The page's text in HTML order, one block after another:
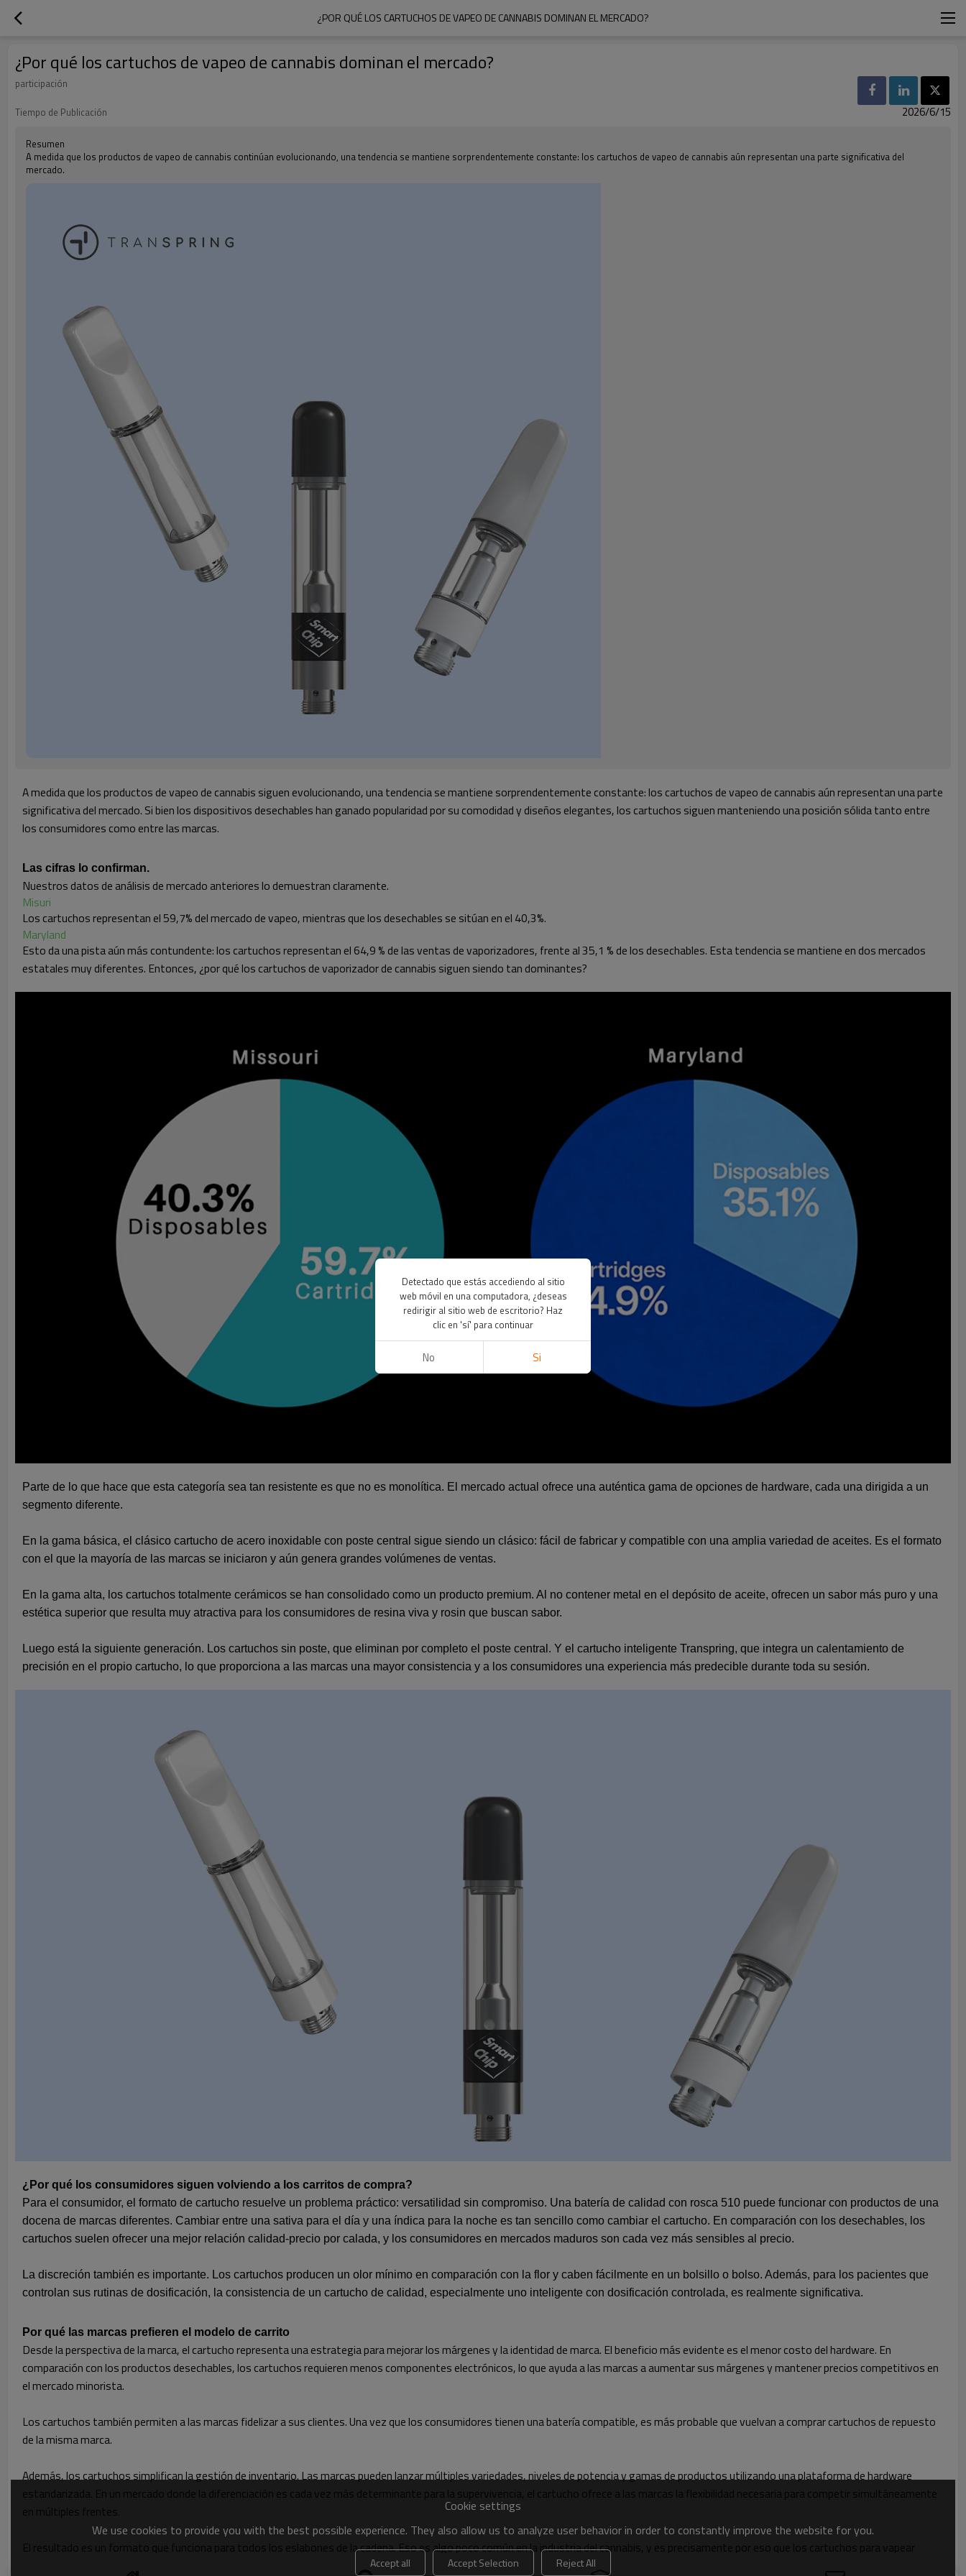
¿POR QUÉ LOS CARTUCHOS DE VAPEO DE CANNABIS DOMINAN EL MERCADO?
¿Por qué los cartuchos de vapeo de cannabis dominan el mercado?
participación
Tiempo de Publicación
2026/6/15
Resumen
A medida que los productos de vapeo de cannabis continúan evolucionando, una tendencia se mantiene sorprendentemente constante: los cartuchos de vapeo de cannabis aún representan una parte significativa del
mercado.
A medida que los productos de vapeo de cannabis siguen evolucionando, una tendencia se mantiene sorprendentemente constante: los cartuchos de vapeo de cannabis aún representan una parte
significativa del mercado. Si bien los dispositivos desechables han ganado popularidad por su comodidad y diseños elegantes, los cartuchos siguen manteniendo una posición sólida tanto entre
los consumidores como entre las marcas.
Las cifras lo confirman.
Nuestros datos de análisis de mercado anteriores lo demuestran claramente.
Misuri
Los cartuchos representan el 59,7% del mercado de vapeo, mientras que los desechables se sitúan en el 40,3%.
Maryland
Esto da una pista aún más contundente: los cartuchos representan el 64,9 % de las ventas de vaporizadores, frente al 35,1 % de los desechables. Esta tendencia se mantiene en dos mercados
estatales muy diferentes. Entonces, ¿por qué los cartuchos de vaporizador de cannabis siguen siendo tan dominantes?
Parte de lo que hace que esta categoría sea tan resistente es que no es monolítica. El mercado actual ofrece una auténtica gama de opciones de hardware, cada una dirigida a un
segmento diferente.
En la gama básica, el clásico cartucho de acero inoxidable con poste central sigue siendo un clásico: fácil de fabricar y compatible con una amplia variedad de aceites. Es el formato
con el que la mayoría de las marcas se iniciaron y aún genera grandes volúmenes de ventas.
En la gama alta, los cartuchos totalmente cerámicos se han consolidado como un producto premium. Al no contener metal en el depósito de aceite, ofrecen un sabor más puro y una
estética superior que resulta muy atractiva para los consumidores de resina viva y rosin que buscan sabor.
Luego está la siguiente generación. Los cartuchos sin poste, que eliminan por completo el poste central. Y el cartucho inteligente Transpring, que integra un calentamiento de
precisión en el propio cartucho, lo que proporciona a las marcas una mayor consistencia y a los consumidores una experiencia más predecible durante toda su sesión.
¿Por qué los consumidores siguen volviendo a los carritos de compra?
Para el consumidor, el formato de cartucho resuelve un problema práctico: versatilidad sin compromiso. Una batería de calidad con rosca 510 puede funcionar con productos de una
docena de marcas diferentes. Cambiar entre una sativa para el día y una índica para la noche es tan sencillo como cambiar el cartucho. En comparación con los desechables, los
cartuchos suelen ofrecer una mejor relación calidad-precio por calada, y los consumidores en mercados maduros son cada vez más sensibles al precio.
La discreción también es importante. Los cartuchos producen un olor mínimo en comparación con la flor y caben fácilmente en un bolsillo o bolso. Además, para los pacientes que
controlan sus rutinas de dosificación, la consistencia de un cartucho de calidad, especialmente uno inteligente con dosificación controlada, es realmente significativa.
Por qué las marcas prefieren el modelo de carrito
Desde la perspectiva de la marca, el cartucho representa una estrategia para mejorar los márgenes y la identidad de marca. El beneficio más evidente es el menor costo del hardware. En
comparación con los productos desechables, los cartuchos requieren menos componentes electrónicos, lo que ayuda a las marcas a aumentar sus márgenes y mantener precios competitivos en
el mercado minorista.
Los cartuchos también permiten a las marcas fidelizar a sus clientes. Una vez que los consumidores tienen una batería compatible, es más probable que vuelvan a comprar cartuchos de repuesto
de la misma marca.
Además, los cartuchos simplifican la gestión de inventario. Las marcas pueden lanzar múltiples variedades, niveles de potencia y gamas de productos utilizando una plataforma de hardware
estandarizada. En un mercado donde la diferenciación es cada vez más determinante para la supervivencia, el cartucho ofrece a las marcas la flexibilidad necesaria para competir simultáneamente
en múltiples frentes.
El resultado es un formato que funciona para todos los eslabones de la cadena. Eso es algo poco común en la industria del cannabis, y es precisamente por eso que los cartuchos para vapear
Cookie settings
We use cookies to provide you with the best possible experience. They also allow us to analyze user behavior in order to constantly improve the website for you.
Accept all Accept Selection Reject All
Detectado que estás accediendo al sitio
web móvil en una computadora, ¿deseas
redirigir al sitio web de escritorio? Haz
clic en 'sí' para continuar
No Si